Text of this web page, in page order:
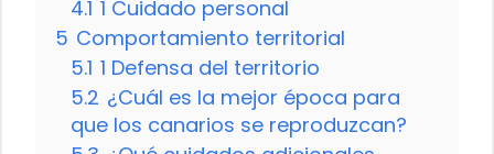
4.1 1 Cuidado personal
5 Comportamiento territorial
5.1 1 Defensa del territorio
5.2 ¿Cuál es la mejor época para
que los canarios se reproduzcan?